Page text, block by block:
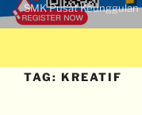
SMK Pusat
TAG: KREATIF